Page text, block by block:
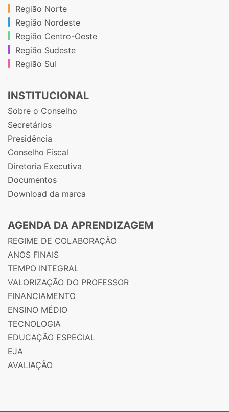
Região Norte
Região Nordeste
Região Centro-Oeste
Região Sudeste
Região Sul
INSTITUCIONAL
Sobre o Conselho
Secretários
Presidência
Conselho Fiscal
Diretoria Executiva
Documentos
Download da marca
AGENDA DA APRENDIZAGEM
REGIME DE COLABORAÇÃO
ANOS FINAIS
TEMPO INTEGRAL
VALORIZAÇÃO DO PROFESSOR
FINANCIAMENTO
ENSINO MÉDIO
TECNOLOGIA
EDUCAÇÃO ESPECIAL
EJA
AVALIAÇÃO